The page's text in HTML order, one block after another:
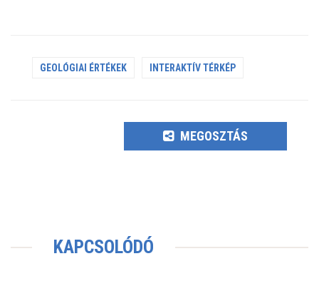
GEOLÓGIAI ÉRTÉKEK INTERAKTÍV TÉRKÉP
MEGOSZTÁS
KAPCSOLÓDÓ